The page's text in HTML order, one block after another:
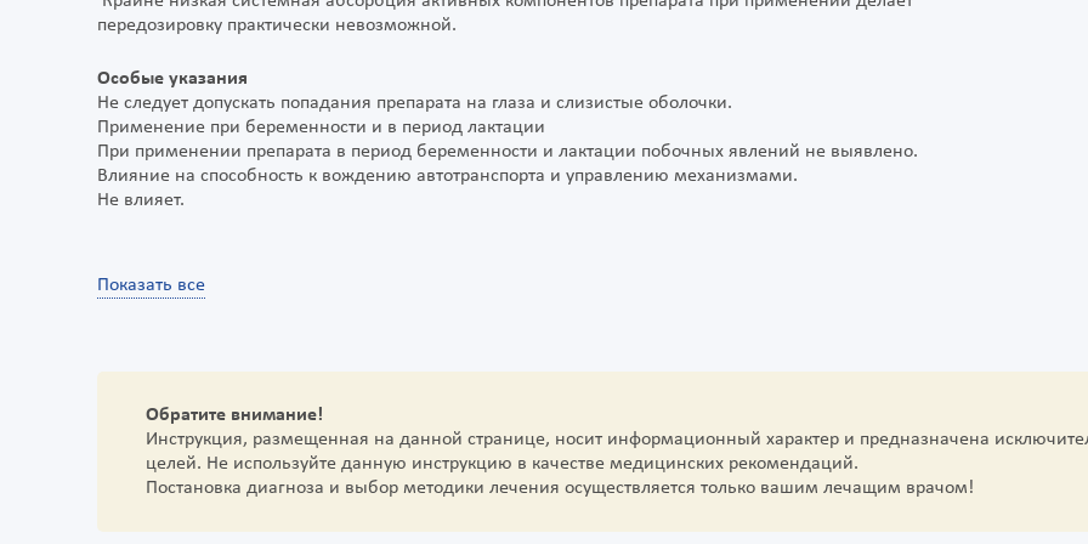
передозировку практически невозможной.
Особые указания
Не следует допускать попадания препарата на глаза и слизистые оболочки.
Применение при беременности и в период лактации
При применении препарата в период беременности и лактации побочных явлений не выявлено.
Влияние на способность к вождению автотранспорта и управлению механизмами.
Не влияет.
Показать все
Обратите внимание!
Инструкция, размещенная на данной странице, носит информационный характер и предназначена
целей. Не используйте данную инструкцию в качестве медицинских рекомендаций.
Постановка диагноза и выбор методики лечения осуществляется только вашим лечащим врачом!